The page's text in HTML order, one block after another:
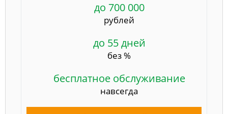
до 700 000
рублей
до 55 дней
без %
бесплатное обслуживание
навсегда